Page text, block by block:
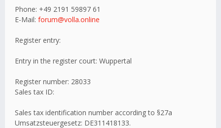
Phone: +49 2191 59897 61
E-Mail: forum@volla.online
Register entry:
Entry in the register court: Wuppertal
Register number: 28033
Sales tax ID:
Sales tax identification number according to §27a
Umsatzsteuergesetz: DE311418133.